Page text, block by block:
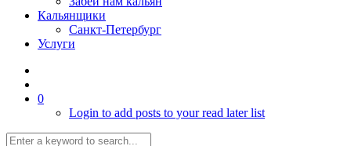
Кальянщики
Санкт-Петербург
Услуги
0
Login to add posts to your read later list